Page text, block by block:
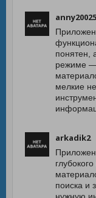
понятен,
режиме —
мелкие
arkadik2
поиска и